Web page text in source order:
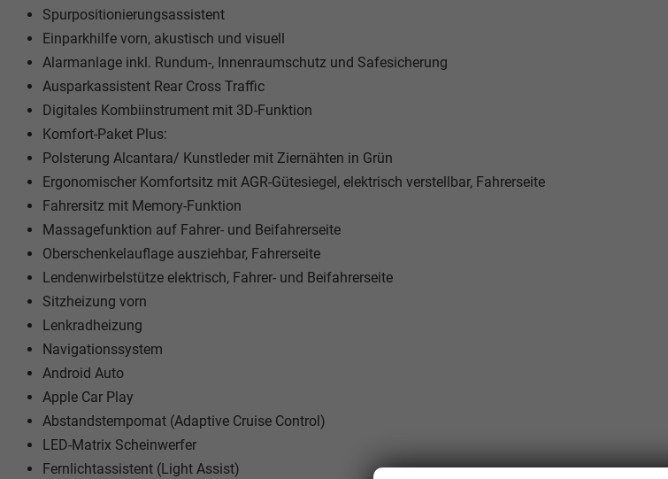
Spurpositionierungsassistent
Einparkhilfe vorn, akustisch und visuell
Alarmanlage inkl. Rundum-, Innenraumschutz und Safesicherung
Ausparkassistent Rear Cross Traffic
Digitales Kombiinstrument mit 3D-Funktion
Komfort-Paket Plus:
Polsterung Alcantara/ Kunstleder mit Ziernähten in Grün
Ergonomischer Komfortsitz mit AGR-Gütesiegel, elektrisch verstellbar, Fahrerseite
Fahrersitz mit Memory-Funktion
Massagefunktion auf Fahrer- und Beifahrerseite
Oberschenkelauflage ausziehbar, Fahrerseite
Lendenwirbelstütze elektrisch, Fahrer- und Beifahrerseite
Sitzheizung vorn
Lenkradheizung
Navigationssystem
Android Auto
Apple Car Play
Abstandstempomat (Adaptive Cruise Control)
LED-Matrix Scheinwerfer
Fernlichtassistent (Light Assist)